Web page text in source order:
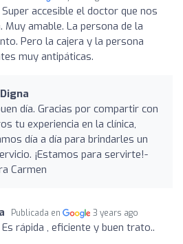
Super accesible el doctor que nos
Muy amable. La persona de la
Pero la cajera y la persona
muy antipáticas.
día. Gracias por compartir con
tu experiencia en la clínica,
día a día para brindarles un
¡Estamos para servirte!-
Carmen
Publicada en 3 years ago
Es rápida , eficiente y buen trato..